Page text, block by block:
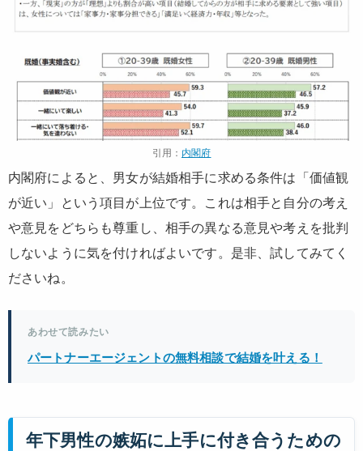
引用： 内閣府
内閣府によると、男女が結婚相手に求める条件は「価値観
が近い」という項目が上位です。これは相手と自分の考え
や意見をどちらも尊重し、相手の異なる意見や考えを批判
しないように気を付ければよいです。是非、試してみてく
ださいね。
あわせて読みたい
パートナーエージェントの無料相談で結婚を叶える！
年下男性の嫉妬に上手に付き合うための